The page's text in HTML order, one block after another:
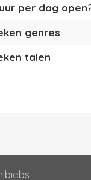
per dag
genres
talen